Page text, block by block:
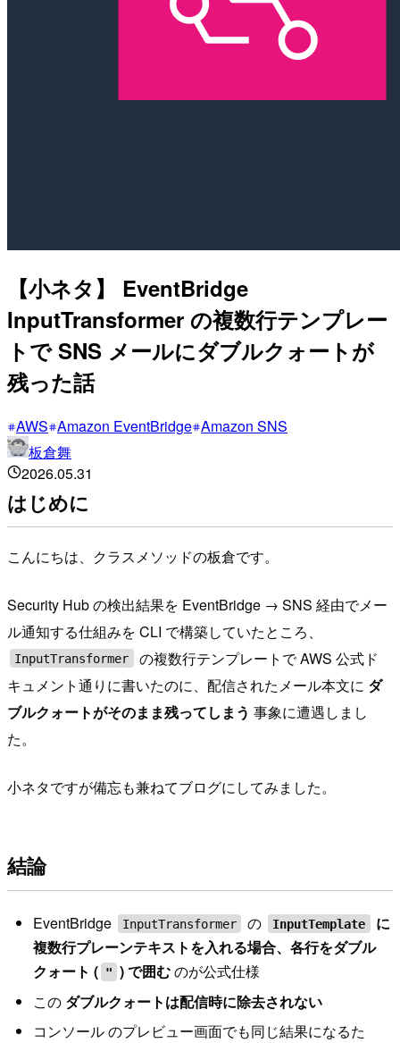
【小ネタ】 EventBridge
InputTransformer の複数行テンプレー
トで SNS メールにダブルクォートが
残った話
AWS Amazon EventBridge Amazon SNS
板倉舞
2026.05.31
はじめに
こんにちは、クラスメソッドの板倉です。
Security Hub の検出結果を EventBridge → SNS 経由でメー
ル通知する仕組みを CLI で構築していたところ、
InputTransformer
の複数行テンプレートで AWS 公式ド
キュメント通りに書いたのに、配信されたメール本文に ダ
ブルクォートがそのまま残ってしまう 事象に遭遇しまし
た。
小ネタですが備忘も兼ねてブログにしてみました。
結論
EventBridge InputTransformer の InputTemplate
に
複数行プレーンテキストを入れる場合、各行をダブル
クォート ( " ) で囲むのが公式仕様
この ダブルクォートは配信時に除去されない
コンソール のプレビュー画面でも同じ結果になるた